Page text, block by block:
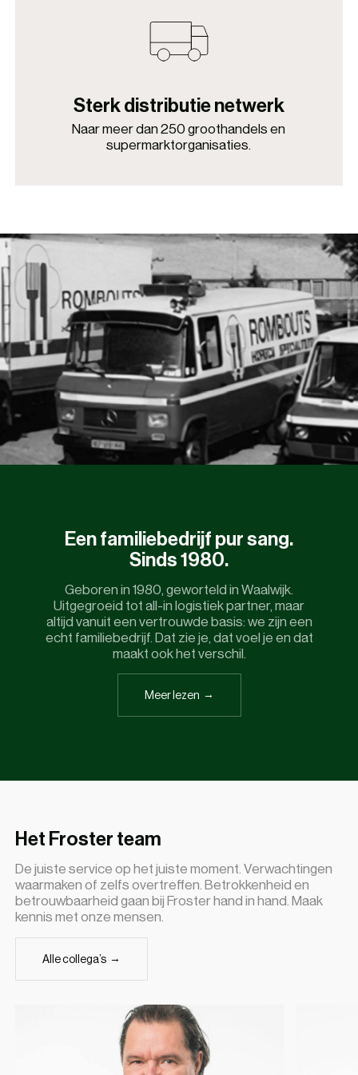
Sterk distributie netwerk
Naar meer dan 250 groothandels en
supermarktorganisaties.
Een familiebedrijf pur sang.
Sinds 1980.
Geboren in 1980, geworteld in Waalwijk.
Uitgegroeid tot all-in logistiek partner, maar
altijd vanuit een vertrouwde basis: we zijn een
echt familiebedrijf. Dat zie je, dat voel je en dat
maakt ook het verschil.
Meer lezen
Het Froster team
De juiste service op het juiste moment. Verwachtingen
waarmaken of zelfs overtreffen. Betrokkenheid en
betrouwbaarheid gaan bij Froster hand in hand. Maak
kennis met onze mensen.
Alle collega’s